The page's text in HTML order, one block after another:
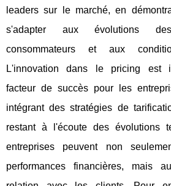
leaders sur le marché, en
s'adapter aux évolutions
consommateurs et aux
L'innovation dans le pricing est
facteur de succès pour les
intégrant des stratégies de
restant à l'écoute des évolutions
entreprises peuvent non
performances financières, mais